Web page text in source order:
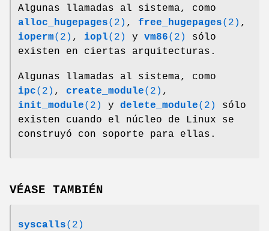
Algunas llamadas al sistema, como
alloc_hugepages(2) , free_hugepages(2) ,
ioperm(2) , iopl(2) y vm86(2)
sólo
existen en ciertas arquitecturas.
Algunas llamadas al sistema, como
ipc(2) , create_module(2) ,
init_module(2) y delete_module(2)
sólo
existen cuando el núcleo de Linux se
construyó con soporte para ellas.
VÉASE TAMBIÉN
syscalls(2)